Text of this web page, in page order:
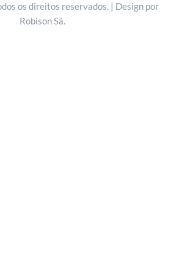
os direitos reservados. | Design por
Robison Sá.